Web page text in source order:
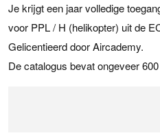
Je krijgt een jaar volledige
voor PPL / H (helikopter) uit de
Gelicentieerd door Aircademy.
De catalogus bevat ongeveer